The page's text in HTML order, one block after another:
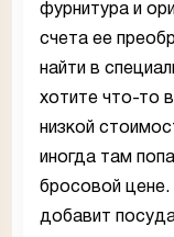
фурнитура и
счета ее
найти в
хотите что-то
низкой
иногда там
бросовой цене.
добавит